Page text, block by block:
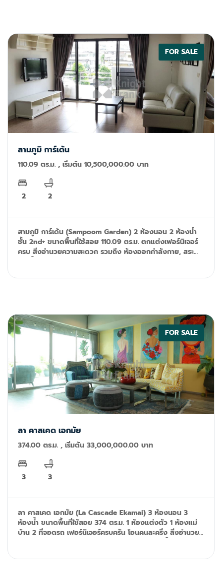
FOR SALE
สามภูมิ การ์เด้น
110.09 ตร.ม. , เริ่มต้น 10,500,000.00 บาท
2 2
สามภูมิ การ์เด้น (Sampoom Garden) 2 ห้องนอน 2 ห้องน้ำ
ชั้น 2nd+ ขนาดพื้นที่ใช้สอย 110.09 ตร.ม. ตกแต่งเฟอร์นิเจอร์
ครบ สิ่งอำนวยความสะดวก รวมถึง ห้องออกกำลังกาย, สระ
primesales@th.knightfrank.com
FOR SALE
ลา คาสเคด เอกมัย
374.00 ตร.ม. , เริ่มต้น 33,000,000.00 บาท
3 3
ลา คาสเคด เอกมัย (La Cascade Ekamai) 3 ห้องนอน 3
ห้องน้ำ ขนาดพื้นที่ใช้สอย 374 ตร.ม. 1 ห้องแต่งตัว 1 ห้องแม่
บ้าน 2 ที่จอดรถ เฟอร์นิเจอร์ครบครัน โอนคนละครึ่ง สิ่งอำนวย
9690 (K'Rung) Line: @resale.kft email: